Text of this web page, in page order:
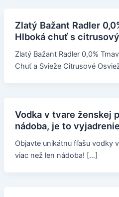
Zlatý Bažant Radler
Hlboká chuť s
Zlatý Bažant Radler 0,0%
Chuť a Svieže Citrusové
Vodka v tvare ženskej
nádoba, je to vyjadrenie
Objavte unikátnu fľašu vodky
viac než len nádoba! […]